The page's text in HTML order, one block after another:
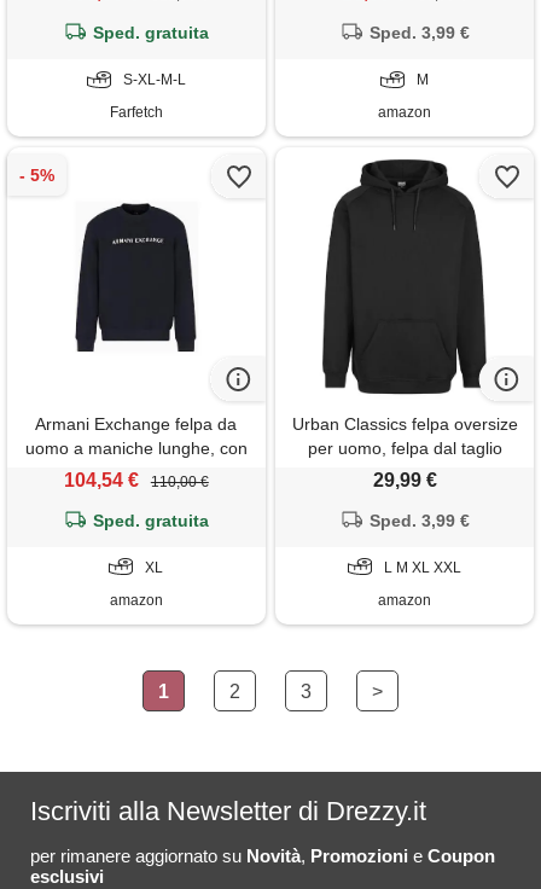
Sped. gratuita
S-XL-M-L
Farfetch
Sped. 3,99 €
M
amazon
Armani Exchange felpa da
uomo a maniche lunghe, con
logo lettering round collar, blu,
xl, navy scuro, xl
104,54 € 110,00 €
Sped. gratuita
XL
amazon
Urban Classics felpa oversize
per uomo, felpa dal taglio
lungo, in cotone, polsini alle
maniche, diversi colori
disponibili, taglie m - xxl
29,99 €
Sped. 3,99 €
L M XL XXL
amazon
1 2 3 >
Iscriviti alla Newsletter di Drezzy.it
per rimanere aggiornato su Novità, Promozioni e Coupon
esclusivi